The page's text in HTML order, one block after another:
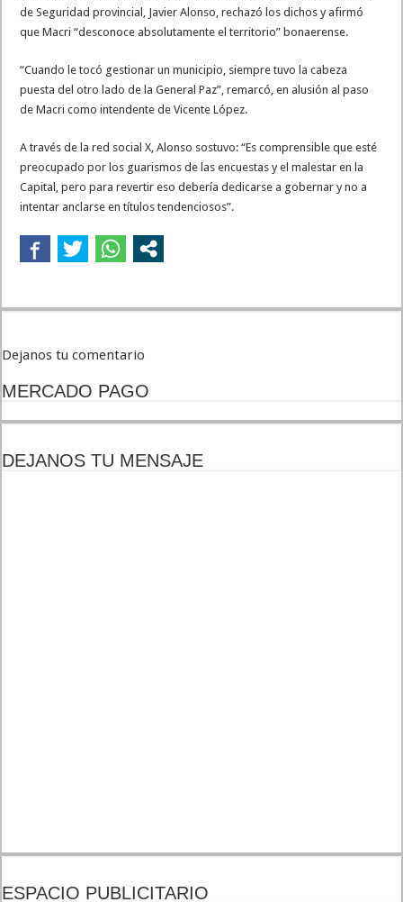
de Seguridad provincial, Javier Alonso, rechazó los dichos y afirmó
que Macri “desconoce absolutamente el territorio” bonaerense.
“Cuando le tocó gestionar un municipio, siempre tuvo la cabeza
puesta del otro lado de la General Paz”, remarcó, en alusión al paso
de Macri como intendente de Vicente López.
A través de la red social X, Alonso sostuvo: “Es comprensible que esté
preocupado por los guarismos de las encuestas y el malestar en la
Capital, pero para revertir eso debería dedicarse a gobernar y no a
intentar anclarse en títulos tendenciosos”.
Dejanos tu comentario
MERCADO PAGO
DEJANOS TU MENSAJE
ESPACIO PUBLICITARIO